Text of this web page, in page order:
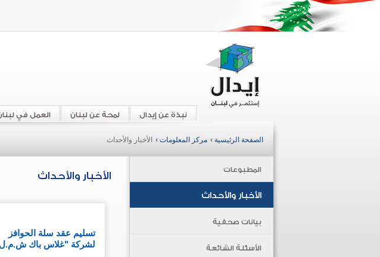
العمل في لمحة عن لبنان نبذة عن إيدال
الصفحة الرئيسية › مركز المعلومات › الأخبار والأحداث
المطبوعات
الأخبار والأحداث
بيانات صحفية
الأسئلة الشائعة
الأخبار والأحداث
تسليم عقد سلة الحوافز
لشركة "غلاس باك